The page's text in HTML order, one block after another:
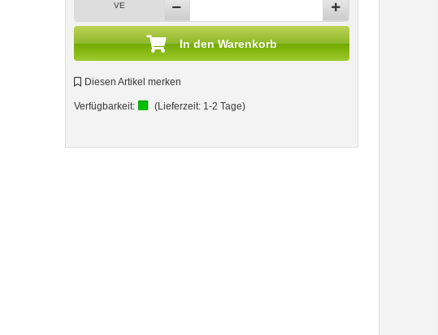
VE
In den Warenkorb
Diesen Artikel merken
Verfügbarkeit: (Lieferzeit: 1-2 Tage)